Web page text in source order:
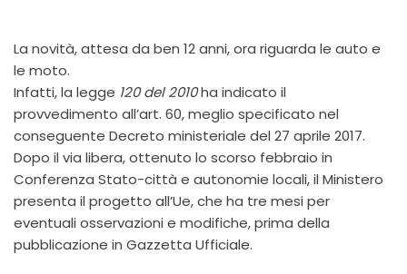
La novità, attesa da ben 12 anni, ora riguarda le auto e
le moto.
Infatti, la legge 120 del 2010ha indicato il
provvedimento all’art. 60, meglio specificato nel
conseguente Decreto ministeriale del 27 aprile 2017.
Dopo il via libera, ottenuto lo scorso febbraio in
Conferenza Stato-città e autonomie locali, il Ministero
presenta il progetto all’Ue, che ha tre mesi per
eventuali osservazioni e modifiche, prima della
pubblicazione in Gazzetta Ufficiale.